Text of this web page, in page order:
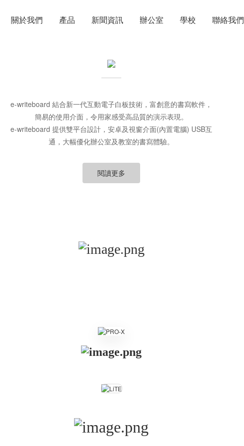
關於我們 產品 新聞資訊 辦公室 學校 聯絡我們
e-writeboard 結合新一代互動電子白板技術，富創意的書寫軟件，
簡易的使用介面，令用家感受高品質的演示表現。
e-writeboard 提供雙平台設計，安卓及視窗介面(內置電腦) USB互
通，大幅優化辦公室及教室的書寫體驗。
閱讀更多